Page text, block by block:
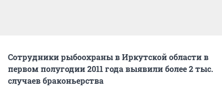
Сотрудники рыбоохраны в Иркутской области в
первом полугодии 2011 года выявили более 2 тыс.
случаев браконьерства